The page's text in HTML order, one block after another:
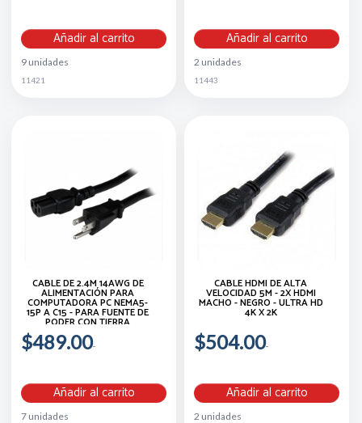
Añadir al carrito
9 unidades
11421
Añadir al carrito
2 unidades
11443
CABLE DE 2.4M 14AWG DE
ALIMENTACIÓN PARA
COMPUTADORA PC NEMA5-
15P A C15 - PARA FUENTE DE
PODER CON TIERRA
ATERRIZADO - STARTECH.COM
MOD. PXT515C158
$489.00
Añadir al carrito
7 unidades
CABLE HDMI DE ALTA
VELOCIDAD 5M - 2X HDMI
MACHO - NEGRO - ULTRA HD
4K X 2K
$504.00
Añadir al carrito
2 unidades